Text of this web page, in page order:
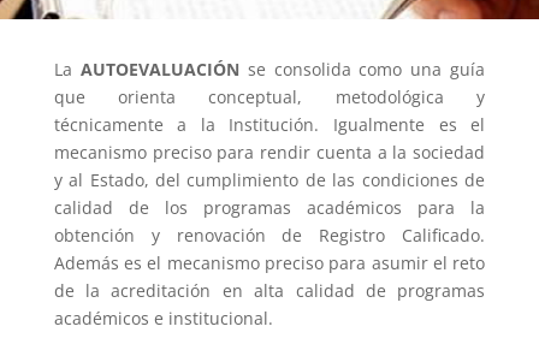
La AUTOEVALUACIÓN se consolida como una guía
que orienta conceptual, metodológica y
técnicamente a la Institución. Igualmente es el
mecanismo preciso para rendir cuenta a la sociedad
y al Estado, del cumplimiento de las condiciones de
calidad de los programas académicos para la
obtención y renovación de Registro Calificado.
Además es el mecanismo preciso para asumir el reto
de la acreditación en alta calidad de programas
académicos e institucional.